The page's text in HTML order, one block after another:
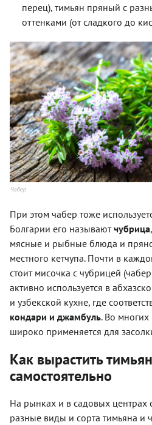
перец), тимьян пряный с
оттенками (от сладкого до
Чабер
При этом чабер тоже
Болгарии его называютчубрица
мясные и рыбные блюда и
местного кетчупа. Почти в
стоит мисочка с чубрицей
активно используется в
и узбекской кухне, где
кондари и джамбуль. Во
широко применяется для
Как вырастить
самостоятельно
На рынках и в садовых центрах
разные виды и сорта тимьяна и